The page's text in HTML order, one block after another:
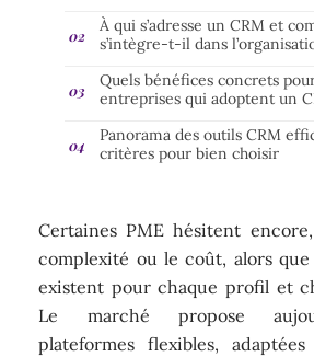
À qui s’adresse un CRM et
s’intègre-t-il dans
Quels bénéfices concrets
entreprises qui adoptent un
Panorama des outils CRM
critères pour bien choisir
Certaines PME hésitent
complexité ou le coût, alors
existent pour chaque profil et
Le marché propose
plateformes flexibles,